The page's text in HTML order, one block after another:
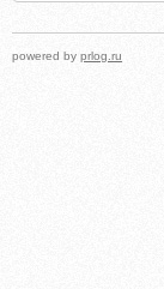
powered by prlog.ru